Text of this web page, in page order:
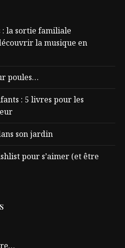
la sortie familiale
la musique en
poules…
: 5 livres pour les
son jardin
pour s’aimer (et être